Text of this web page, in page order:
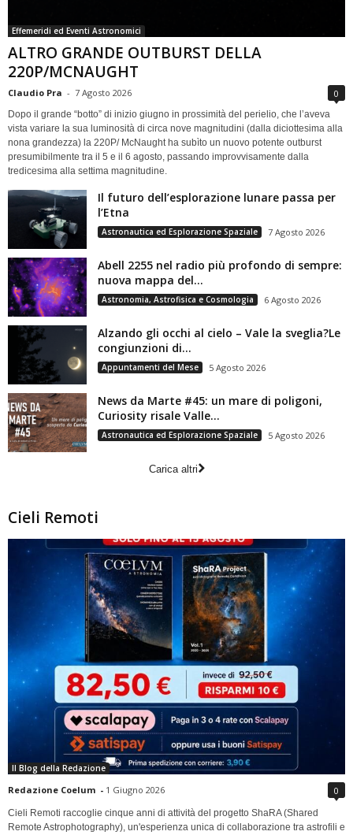
Effemeridi ed Eventi Astronomici
ALTRO GRANDE OUTBURST DELLA
220P/MCNAUGHT
Claudio Pra - 7 Agosto 2026 0
Dopo il grande “botto” di inizio giugno in prossimità del perielio, che l’aveva
vista variare la sua luminosità di circa nove magnitudini (dalla diciottesima alla
nona grandezza) la 220P/ McNaught ha subìto un nuovo potente outburst
presumibilmente tra il 5 e il 6 agosto, passando improvvisamente dalla
tredicesima alla settima magnitudine.
Il futuro dell’esplorazione lunare passa per
l’Etna
Astronautica ed Esplorazione Spaziale 7 Agosto 2026
Abell 2255 nel radio più profondo di sempre:
nuova mappa del...
Astronomia, Astrofisica e Cosmologia 6 Agosto 2026
Alzando gli occhi al cielo – Vale la sveglia?Le
congiunzioni di...
Appuntamenti del Mese 5 Agosto 2026
News da Marte #45: un mare di poligoni,
Curiosity risale Valle...
Astronautica ed Esplorazione Spaziale 5 Agosto 2026
Carica altri
Cieli Remoti
Il Blog della Redazione
Redazione Coelum - 1 Giugno 2026 0
Cieli Remoti raccoglie cinque anni di attività del progetto ShaRA (Shared
Remote Astrophotography), un'esperienza unica di collaborazione tra astrofili e